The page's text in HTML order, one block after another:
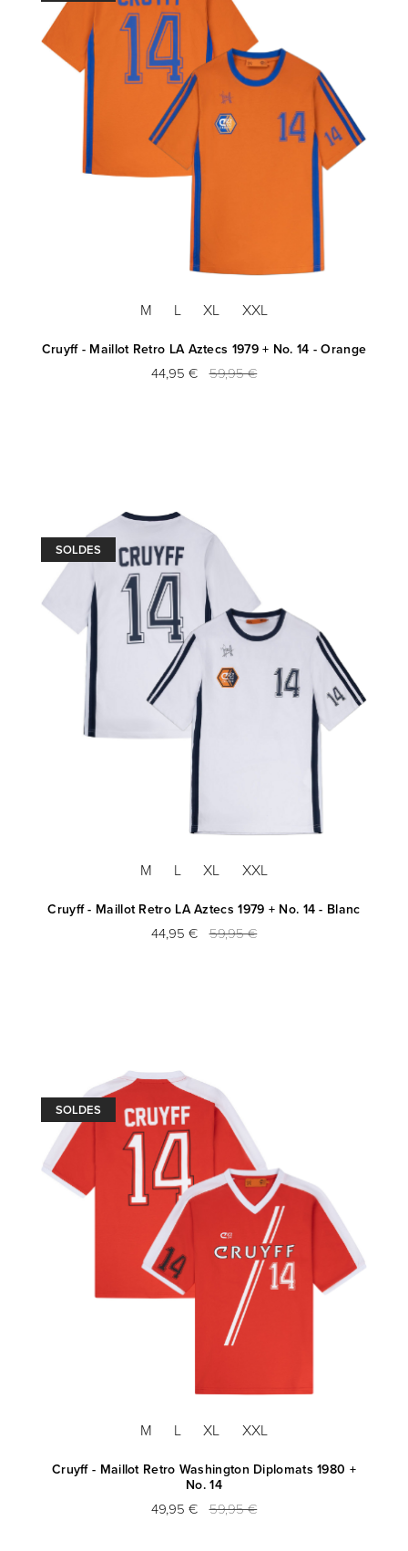
M L XL XXL
Cruyff - Maillot Retro LA Aztecs 1979 + No. 14 - Orange
44,95 € 59,95 €
SOLDES
M L XL XXL
Cruyff - Maillot Retro LA Aztecs 1979 + No. 14 - Blanc
44,95 € 59,95 €
SOLDES
M L XL XXL
Cruyff - Maillot Retro Washington Diplomats 1980 +
No. 14
49,95 € 59,95 €